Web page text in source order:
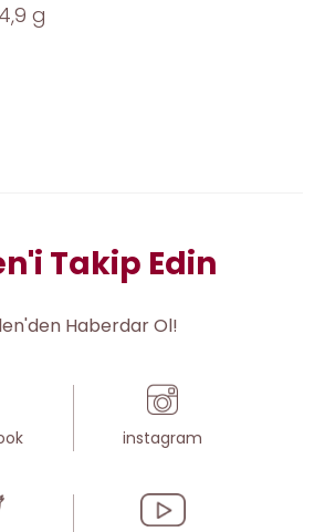
g
Takip Edin
Haberdar Ol!
instagram